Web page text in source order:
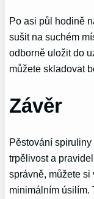
Po asi půl hodině
sušit na suchém
odborně uložit do
můžete skladovat
Závěr
Pěstování
trpělivost a
správně, můžete
minimálním úsilím.